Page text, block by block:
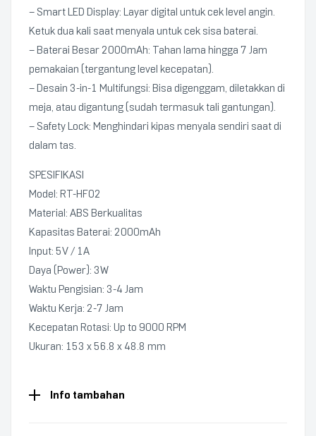
– Smart LED Display: Layar digital untuk cek level angin.
Ketuk dua kali saat menyala untuk cek sisa baterai.
– Baterai Besar 2000mAh: Tahan lama hingga 7 Jam
pemakaian (tergantung level kecepatan).
– Desain 3-in-1 Multifungsi: Bisa digenggam, diletakkan di
meja, atau digantung (sudah termasuk tali gantungan).
– Safety Lock: Menghindari kipas menyala sendiri saat di
dalam tas.
SPESIFIKASI
Model: RT-HF02
Material: ABS Berkualitas
Kapasitas Baterai: 2000mAh
Input: 5V / 1A
Daya (Power): 3W
Waktu Pengisian: 3-4 Jam
Waktu Kerja: 2-7 Jam
Kecepatan Rotasi: Up to 9000 RPM
Ukuran: 153 x 56.8 x 48.8 mm
Info tambahan